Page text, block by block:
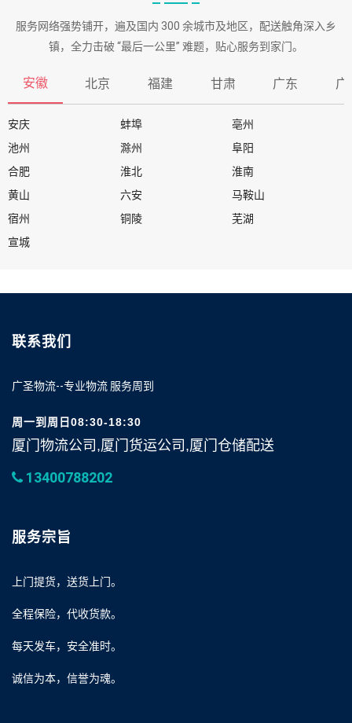
服务网络强势铺开，遍及国内 300 余城市及地区，配送触角深入乡
镇，全力击破 “最后一公里” 难题，贴心服务到家门。
安徽 北京 福建 甘肃 广东 广
安庆 蚌埠
亳州
池州
滁州
阜阳
合肥
淮北
淮南
黄山
六安
马鞍山
宿州
铜陵
芜湖
宣城
联系我们
广圣物流--专业物流 服务周到
周一到周日08:30-18:30
厦门物流公司,厦门货运公司,厦门仓储配送
13400788202
服务宗旨
上门提货，送货上门。
全程保险，代收货款。
每天发车，安全准时。
诚信为本，信誉为魂。